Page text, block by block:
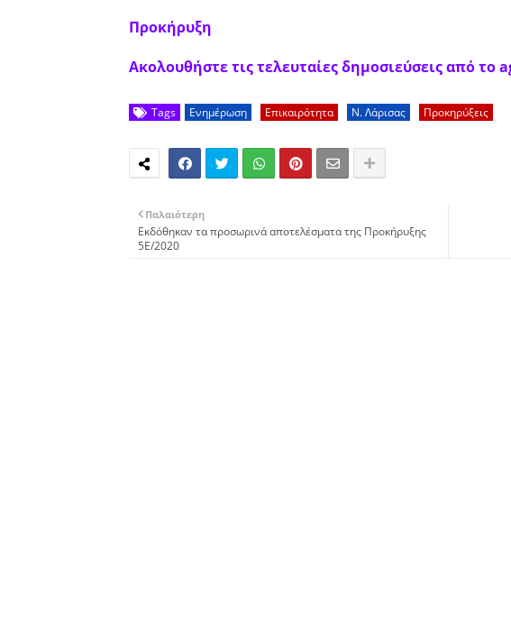
Προκήρυξη
Ακολουθήστε τις τελευταίες δημοσιεύσεις από το
Tags Ενημέρωση Επικαιρότητα Ν. Λάρισας Προκηρύξεις
Παλαιότερη
Εκδόθηκαν τα προσωρινά αποτελέσματα της Προκήρυξης
5E/2020